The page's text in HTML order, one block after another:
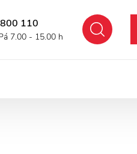
110
7.00 - 15.00 h